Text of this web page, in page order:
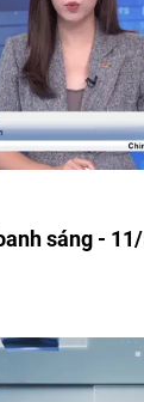
sáng -